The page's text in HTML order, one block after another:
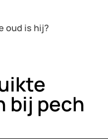
oud is hij?
bij pech